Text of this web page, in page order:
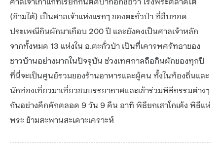
(อ๊ามใต้) เป็นศาลเจ้าแห่งแรกๆ ของตะกั่วป่า ที่สืบทอด
ประเพณีกินผักมาเกือบ 200 ปี และยังคงเป็นศาลเจ้าหลัก
จากทั้งหมด 13 แห่งใน อ.ตะกั่วป่า เป็นที่เคารพศรัทธาของ
ชาวบ้านอย่างมากในปัจจุบัน ช่วงเทศกาลถือกินผักของทุกปี
ที่นี่จะเป็นศูนย์รวมของร้านอาหารและผู้คน ทั้งในท้องถิ่นและ
นักท่องเที่ยวมาเที่ยวชมบรรยากาศและเข้าร่วมพิธีกรรมต่างๆ
กันอย่างคึกคักตลอด 9 วัน 9 คืน อาทิ พิธียกเสาโกเต้ง พิธีแห่
พระ ข้ามสะพานสะเดาะเคราะห์